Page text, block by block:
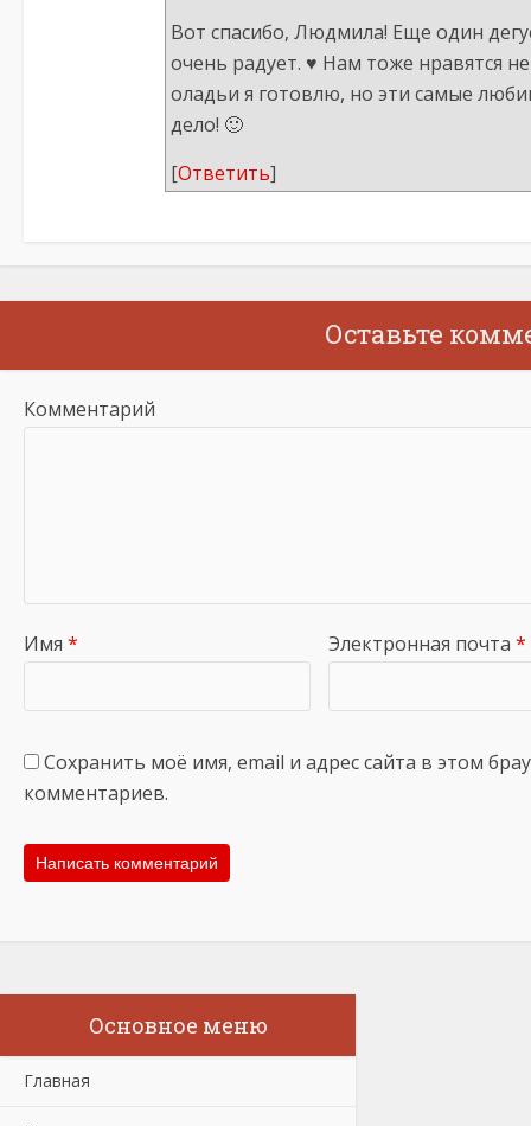
Вот спасибо, Людмила! Еще один
очень радует. ♥ Нам тоже нравятся
оладьи я готовлю, но эти самые
дело! 🙂
[Ответить]
Оставьте
Комментарий
Имя * Электронная почта *
Сохранить моё имя, email и адрес сайта в этом
комментариев.
Основное меню
Главная